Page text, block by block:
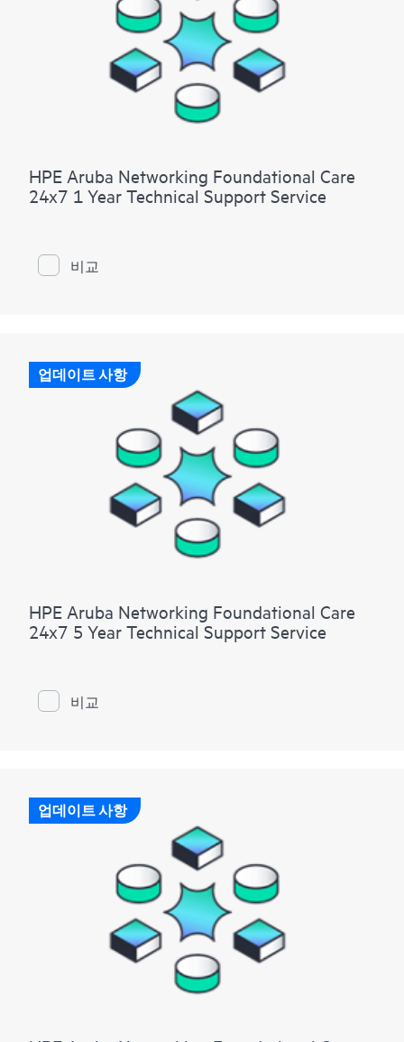
HPE Aruba Networking Foundational Care
24x7 1 Year Technical Support Service
비교
업데이트 사항
HPE Aruba Networking Foundational Care
24x7 5 Year Technical Support Service
비교
업데이트 사항